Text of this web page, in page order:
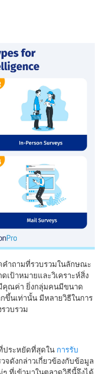
คําถามที่รวบรวมในลักษณะ
เป้าหมายและวิเคราะห์สิ่ง
คุณค่า ยิ่งกลุ่มคนมีขนาด
ขึ้นเท่านั้น มีหลายวิธีในการ
วบรวม
ประหยัดที่สุดใน การรับ
จดังกล่าวเกี่ยวข้องกับข้อมูล